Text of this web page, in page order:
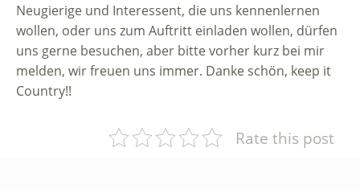
Neugierige und Interessent, die uns kennenlernen
wollen, oder uns zum Auftritt einladen wollen, dürfen
uns gerne besuchen, aber bitte vorher kurz bei mir
melden, wir freuen uns immer. Danke schön, keep it
Country!!
Rate this post